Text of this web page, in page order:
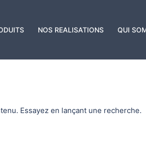
NOS REALISATIONS QUI
Essayez en lançant une recherche.